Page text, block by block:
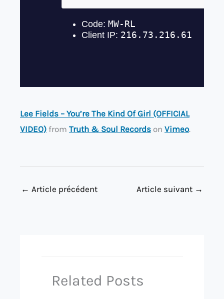
Lee Fields – You’re The Kind Of Girl (OFFICIAL
VIDEO) from Truth & Soul Records on Vimeo.
← Article précédent Article suivant →
Related Posts